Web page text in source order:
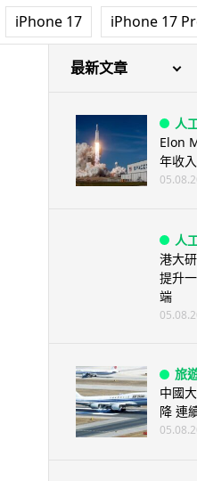
iPhone 17 iPhone 17
最新文章
人
Elon
年收
人
港大
提升
端
旅
中國
降 連